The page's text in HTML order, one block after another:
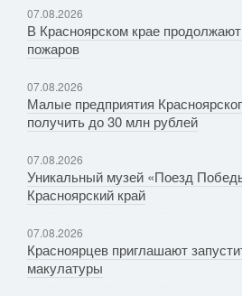
07.08.2026
В Красноярском крае
пожаров
07.08.2026
Малые предприятия
получить до 30 млн рублей
07.08.2026
Уникальный музей «Поезд
Красноярский край
07.08.2026
Красноярцев приглашают
макулатуры